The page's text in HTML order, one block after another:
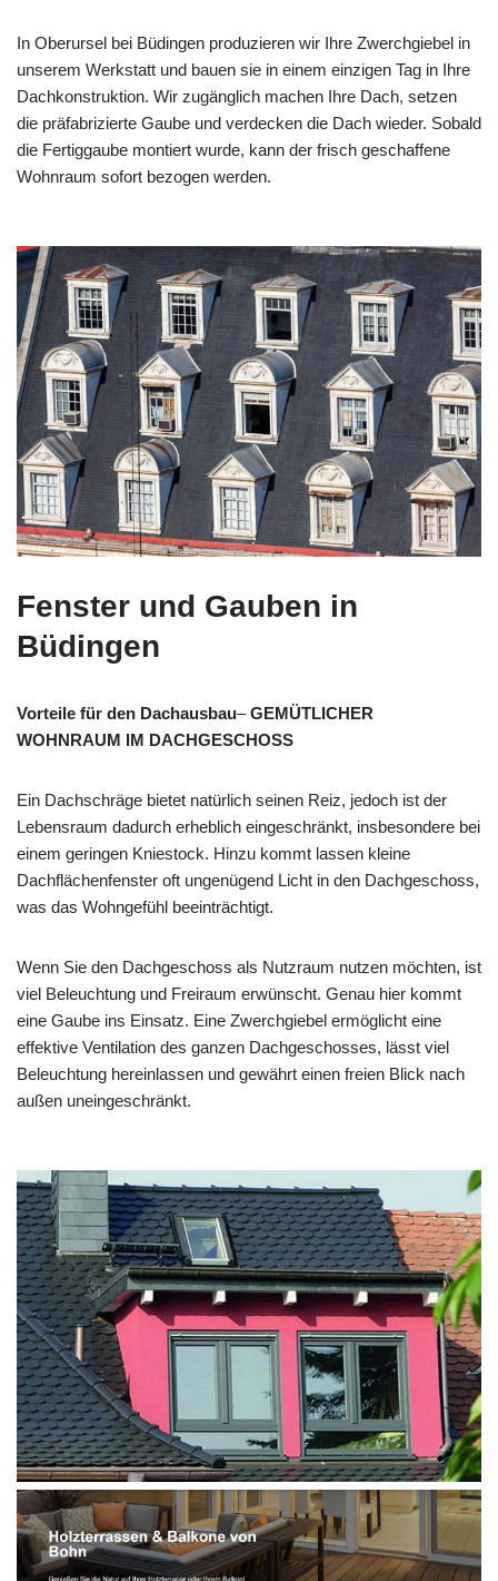
In Oberursel bei Büdingen produzieren wir Ihre Zwerchgiebel in
unserem Werkstatt und bauen sie in einem einzigen Tag in Ihre
Dachkonstruktion. Wir zugänglich machen Ihre Dach, setzen
die präfabrizierte Gaube und verdecken die Dach wieder. Sobald
die Fertiggaube montiert wurde, kann der frisch geschaffene
Wohnraum sofort bezogen werden.
Fenster und Gauben in
Büdingen
Vorteile für den Dachausbau–GEMÜTLICHER
WOHNRAUM IM DACHGESCHOSS
Ein Dachschräge bietet natürlich seinen Reiz, jedoch ist der
Lebensraum dadurch erheblich eingeschränkt, insbesondere bei
einem geringen Kniestock. Hinzu kommt lassen kleine
Dachflächenfenster oft ungenügend Licht in den Dachgeschoss,
was das Wohngefühl beeinträchtigt.
Wenn Sie den Dachgeschoss als Nutzraum nutzen möchten, ist
viel Beleuchtung und Freiraum erwünscht. Genau hier kommt
eine Gaube ins Einsatz. Eine Zwerchgiebel ermöglicht eine
effektive Ventilation des ganzen Dachgeschosses, lässt viel
Beleuchtung hereinlassen und gewährt einen freien Blick nach
außen uneingeschränkt.